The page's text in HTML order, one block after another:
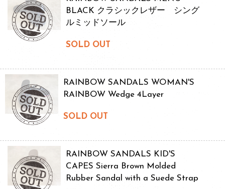
BLACK クラシックレザー シング
ルミッドソール
SOLD OUT
RAINBOW SANDALS WOMAN'S
RAINBOW Wedge 4Layer
SOLD OUT
RAINBOW SANDALS KID'S
CAPES Sierra Brown Molded
Rubber Sandal with a Suede Strap